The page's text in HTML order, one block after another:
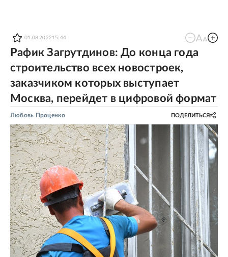
01.08.2022 15:44
Рафик Загрутдинов: До конца года
строительство всех новостроек,
заказчиком которых выступает
Москва, перейдет в цифровой формат
Любовь Проценко ПОДЕЛИТЬСЯ